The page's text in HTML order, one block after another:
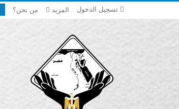
تسجيل الدخول من نحن؟ المزيد